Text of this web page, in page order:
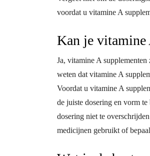
voordat u vitamine A
Kan je vitamine
Ja, vitamine A
weten dat vitamine A
Voordat u vitamine A
de juiste dosering en vorm
dosering niet te
medicijnen gebruikt of